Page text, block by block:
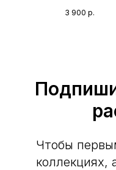
3 900 р.
Чтобы
коллекциях,